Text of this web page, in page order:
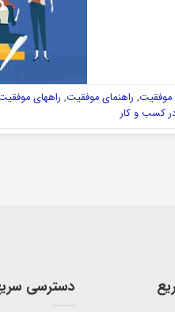
موفقیت, راهنمای موفقیت, راههای
کسب و کار
دسترسی